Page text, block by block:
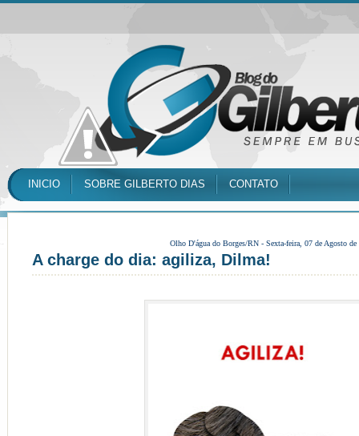
INICIO SOBRE GILBERTO DIAS CONTATO
Olho D'água do Borges/RN - Sexta-feira, 07 de Agosto de
A charge do dia: agiliza, Dilma!